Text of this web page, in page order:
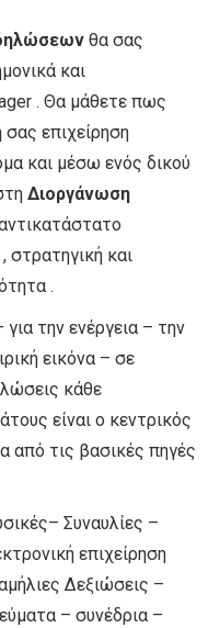
θα σας
και
. Θα μάθετε πως
σας επιχείρηση
και μέσω ενός δικού
Διοργάνωση
στρατηγική και
.
την ενέργεια – την
εικόνα – σε
κάθε
είναι ο κεντρικός
από τις βασικές πηγές
Συναυλίες –
επιχείρηση
Δεξιώσεις –
– συνέδρια –